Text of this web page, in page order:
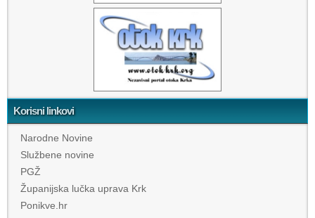
Korisni linkovi
Narodne Novine
Službene novine
PGŽ
Županijska lučka uprava Krk
Ponikve.hr